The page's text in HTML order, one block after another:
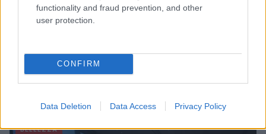
functionality and fraud prevention, and other
user protection.
CONFIRM
Data Deletion Data Access Privacy Policy
Galib Gassanoff e Institution trionfano a Copenhagen
Matteo Pellegrino · 8 Ago 2026
BELLEZZA